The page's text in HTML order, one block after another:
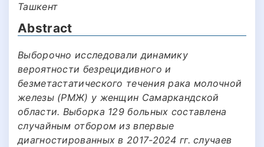
Ташкент
Abstract
Выборочно исследовали динамику
вероятности безрецидивного и
безметастатического течения рака молочной
железы (РМЖ) у женщин Самаркандской
области. Выборка 129 больных составлена
случайным отбором из впервые
диагностированных в 2017-2024 гг. случаев